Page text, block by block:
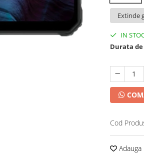
IN
Durata
Cod
Adauga